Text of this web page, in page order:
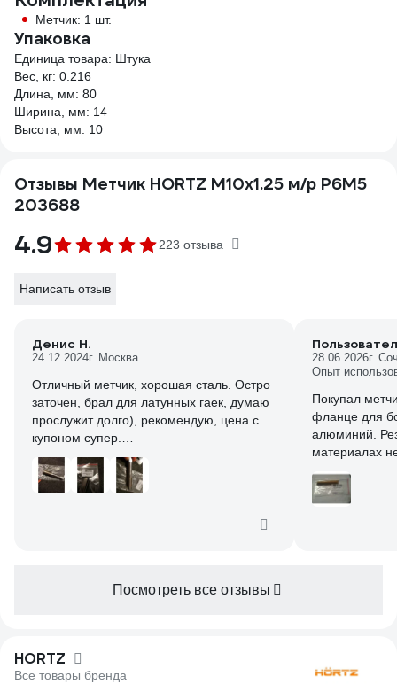
Метчик: 1 шт.
Упаковка
Единица товара: Штука
Вес, кг: 0.216
Длина, мм: 80
Ширина, мм: 14
Высота, мм: 10
Отзывы Метчик HORTZ М10x1.25 м/р Р6М5
203688
4.9 223 отзыва
Написать отзыв
Денис Н.
24.12.2024г. Москва
Отличный метчик, хорошая сталь. Остро
заточен, брал для латунных гаек, думаю
прослужит долго), рекомендую, цена с
купоном супер.
Брал под ручную державку зубр.
28.06.2026г.
Опыт
Покупал
фланце для
алюминий.
материалах
Посмотреть все отзывы
HORTZ
Все товары бренда